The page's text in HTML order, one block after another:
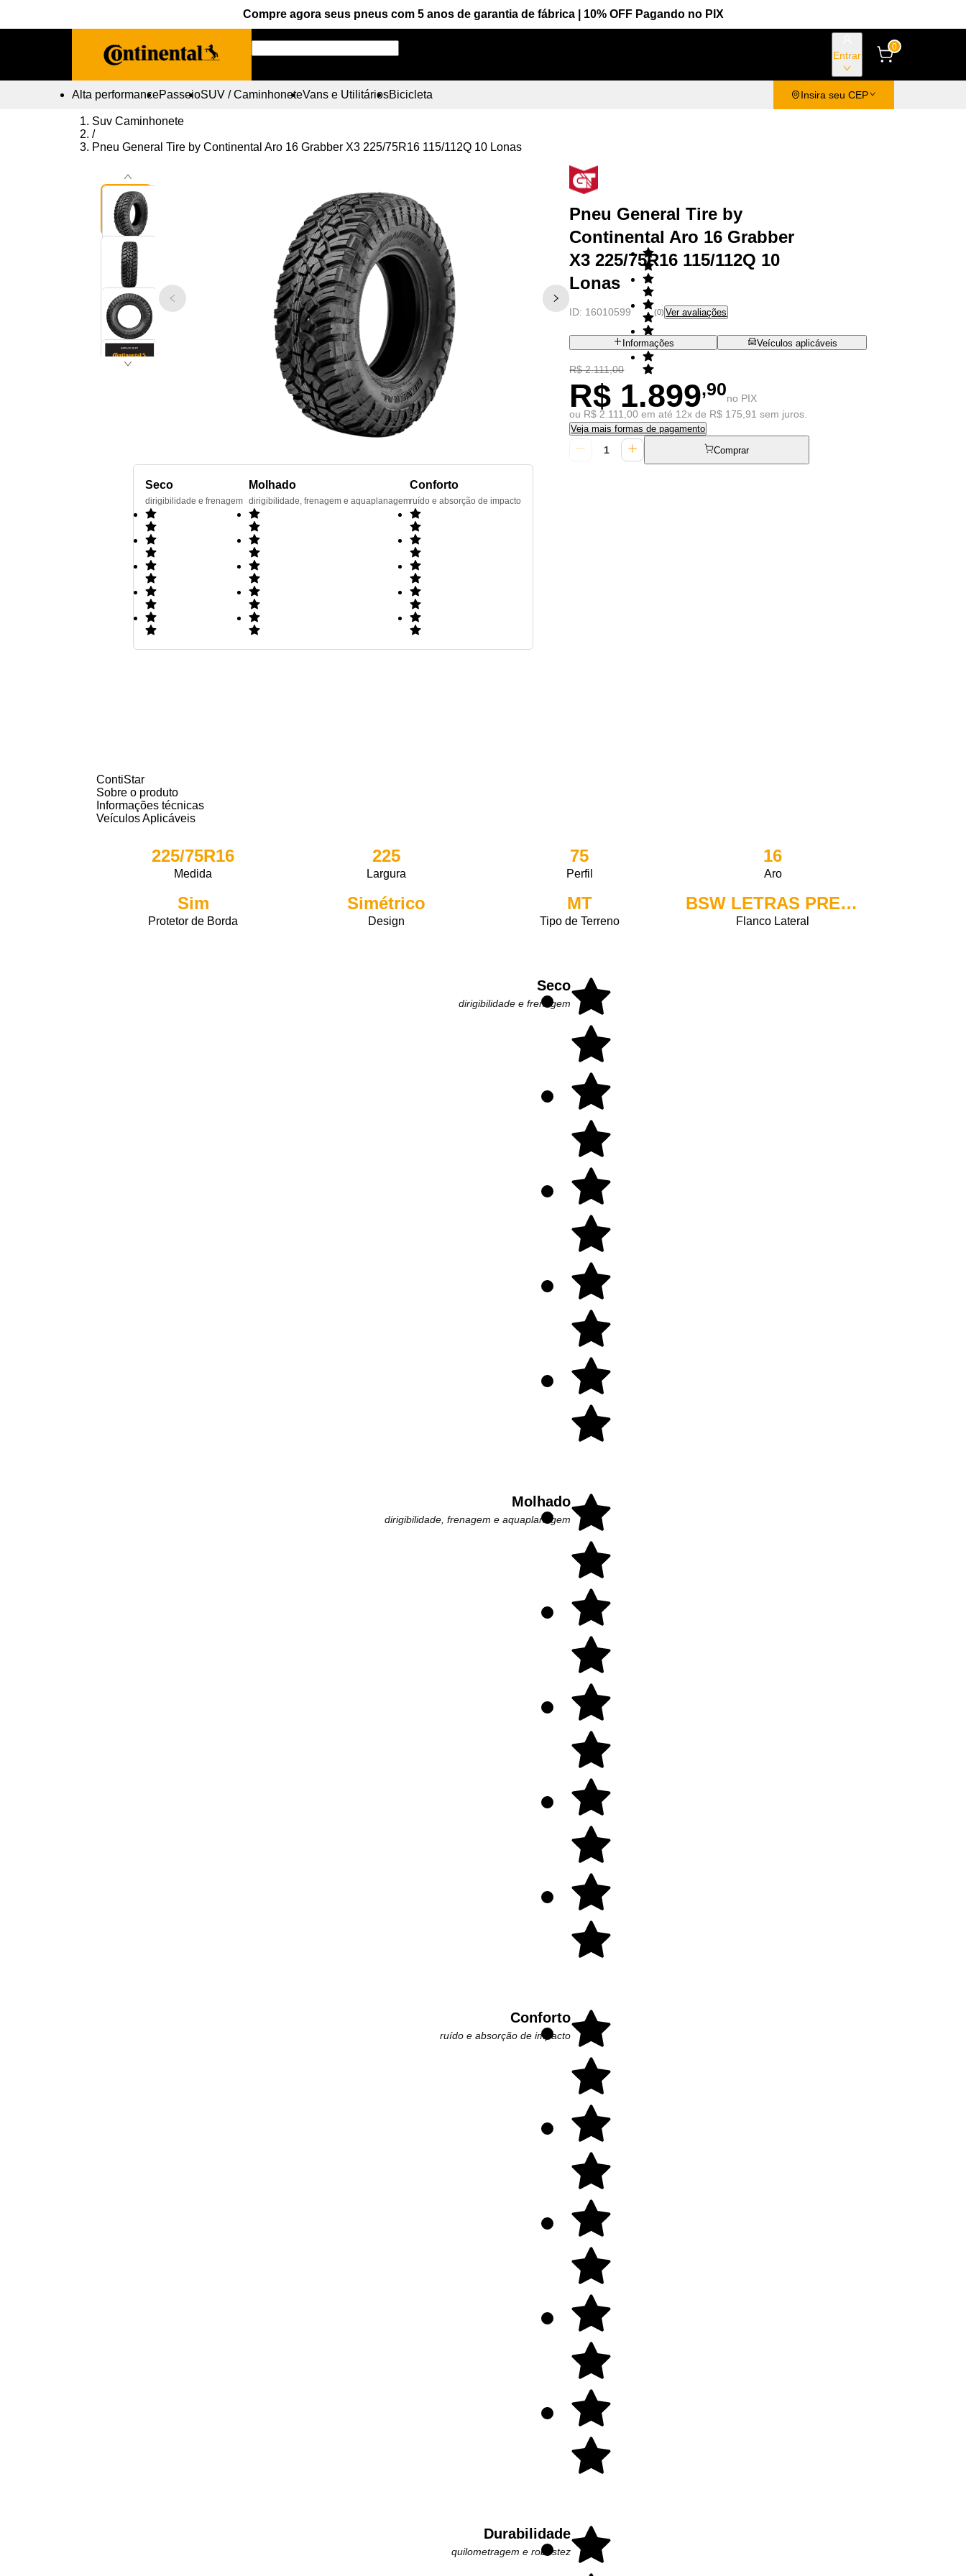
Compre agora seus pneus com 5 anos de garantia de fábrica | 10% OFF Pagando no PIX
Entrar
0
Alta performancePasseioSUV / CaminhoneteVans e UtilitáriosBicicleta Insira seu CEP
Suv Caminhonete
/
Pneu General Tire by Continental Aro 16 Grabber X3 225/75R16 115/112Q 10 Lonas
Seco
dirigibilidade e frenagem
Molhado
dirigibilidade, frenagem e aquaplanagem
Conforto
ruído e absorção de impacto
Pneu General Tire by
Continental Aro 16 Grabber
X3 225/75R16 115/112Q 10
Lonas
ID: 16010599 (0) Ver avaliações
Informações Veículos aplicáveis
R$ 2.111,00
R$ 1.899,90no PIX
ou R$ 2.111,00 em até 12x de R$ 175,91 sem juros.
Veja mais formas de pagamento
Comprar
ContiStar
Sobre o produto
Informações técnicas
Veículos Aplicáveis
225/75R16
Medida
225
Largura
75
Perfil
16
Aro
Sim
Protetor de Borda
Simétrico
Design
MT
Tipo de Terreno
BSW LETRAS PRETAS
Flanco Lateral
Seco
dirigibilidade e frenagem
Molhado
dirigibilidade, frenagem e aquaplanagem
Conforto
ruído e absorção de impacto
Durabilidade
quilometragem e robustez